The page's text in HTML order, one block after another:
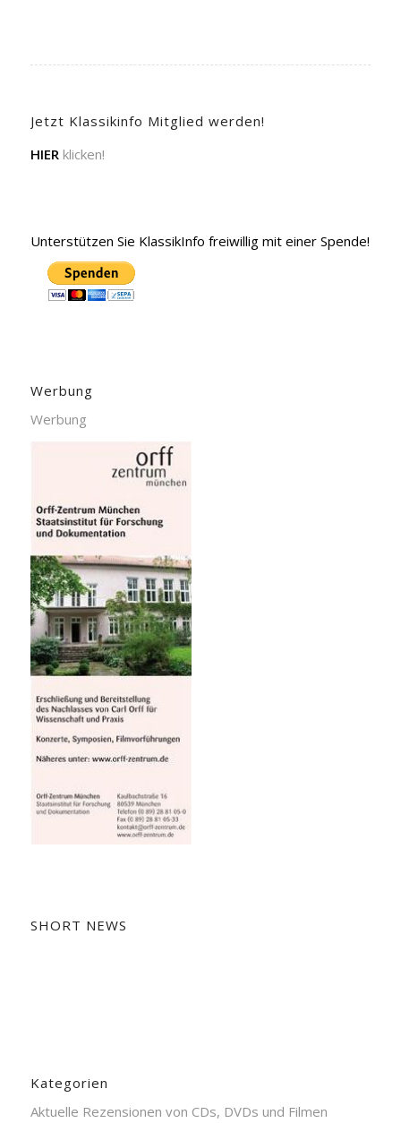
Jetzt Klassikinfo Mitglied werden!
HIERklicken!
Unterstützen Sie KlassikInfo freiwillig mit einer Spende!
Werbung
Werbung
SHORT NEWS
Kategorien
Aktuelle Rezensionen von CDs, DVDs und Filmen